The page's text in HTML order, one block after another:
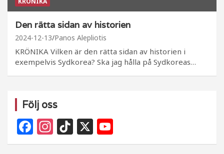
Den rätta sidan av historien
2024-12-13 Panos Alepliotis
KRÖNIKA Vilken är den rätta sidan av historien i
exempelvis Sydkorea? Ska jag hålla på Sydkoreas…
Följ oss
F
a
In
st
Ti
k
X
o